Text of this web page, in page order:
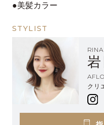
●美髪カラー
STYLIST
クリ